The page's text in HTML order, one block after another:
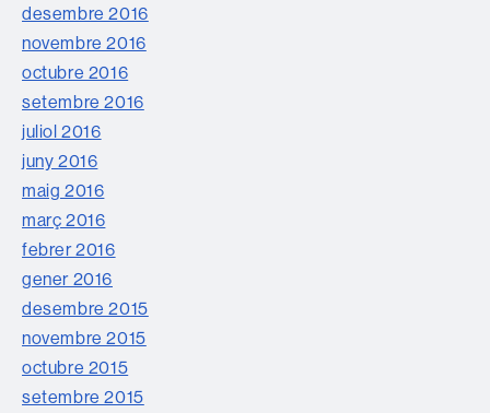
desembre 2016
novembre 2016
octubre 2016
setembre 2016
juliol 2016
juny 2016
maig 2016
març 2016
febrer 2016
gener 2016
desembre 2015
novembre 2015
octubre 2015
setembre 2015